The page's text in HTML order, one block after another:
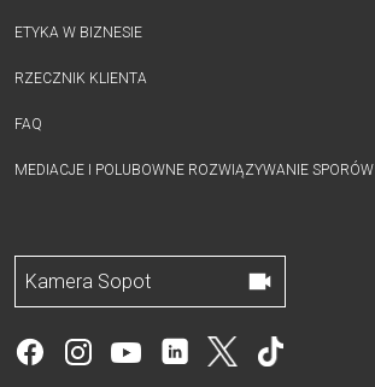
ETYKA W BIZNESIE
RZECZNIK KLIENTA
FAQ
MEDIACJE I POLUBOWNE ROZWIĄZYWANIE SPORÓW
Kamera Sopot